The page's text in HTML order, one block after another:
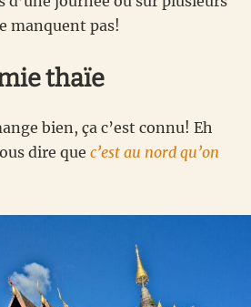
manquent pas!
thaïe
bien, ça c’est connu! Eh
dire que c’est au nord qu’on